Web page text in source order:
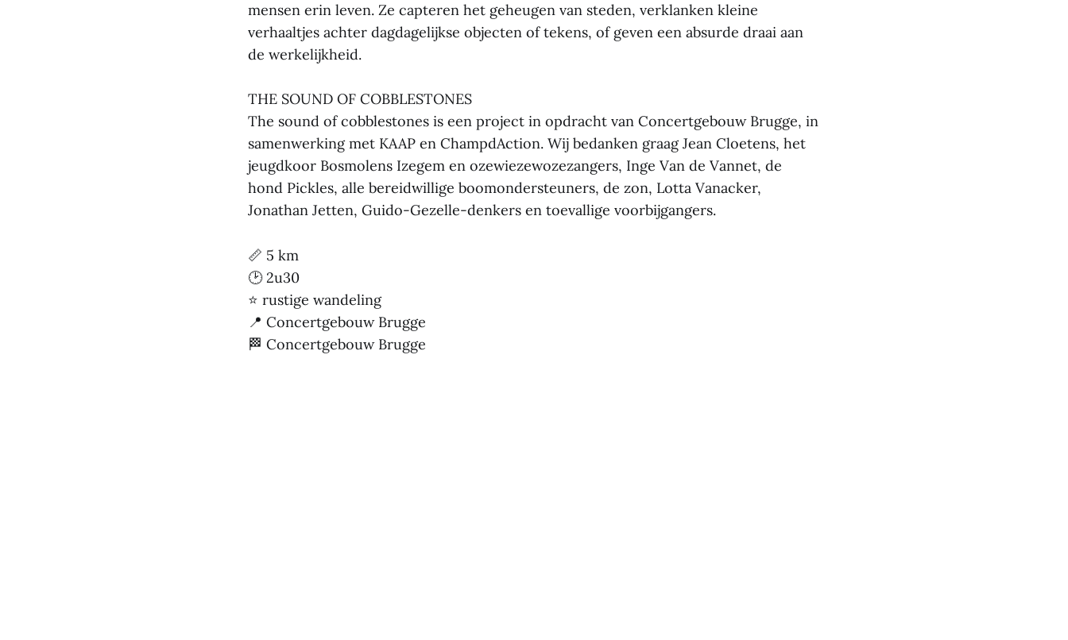
mensen erin leven. Ze capteren het geheugen van steden, verklanken kleine
verhaaltjes achter dagdagelijkse objecten of tekens, of geven een absurde draai aan
de werkelijkheid.
THE SOUND OF COBBLESTONES
The sound of cobblestones is een project in opdracht van Concertgebouw Brugge, in
samenwerking met KAAP en ChampdAction. Wij bedanken graag Jean Cloetens, het
jeugdkoor Bosmolens Izegem en ozewiezewozezangers, Inge Van de Vannet, de
hond Pickles, alle bereidwillige boomondersteuners, de zon, Lotta Vanacker,
Jonathan Jetten, Guido-Gezelle-denkers en toevallige voorbijgangers.
📏 5 km
🕑 2u30
⭐ rustige wandeling
📍 Concertgebouw Brugge
🏁 Concertgebouw Brugge